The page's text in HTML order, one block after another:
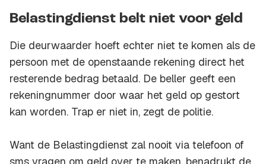
Belastingdienst belt niet voor geld
Die deurwaarder hoeft echter niet te komen als de
persoon met de openstaande rekening direct het
resterende bedrag betaald. De beller geeft een
rekeningnummer door waar het geld op gestort
kan worden. Trap er niet in, zegt de politie.
Want de Belastingdienst zal nooit via telefoon of